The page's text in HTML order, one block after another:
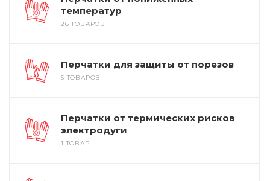
температур
26 ТОВАРОВ
Перчатки для защиты от порезов
5 ТОВАРОВ
Перчатки от термических рисков
электродуги
1 ТОВАР